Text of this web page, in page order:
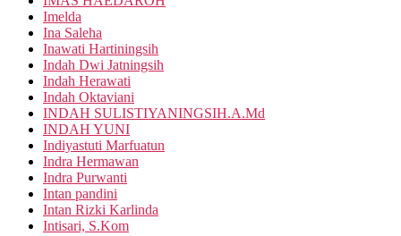
Imelda
Ina Saleha
Inawati Hartiningsih
Indah Dwi Jatningsih
Indah Herawati
Indah Oktaviani
INDAH SULISTIYANINGSIH.A.Md
INDAH YUNI
Indiyastuti Marfuatun
Indra Hermawan
Indra Purwanti
Intan pandini
Intan Rizki Karlinda
Intisari, S.Kom